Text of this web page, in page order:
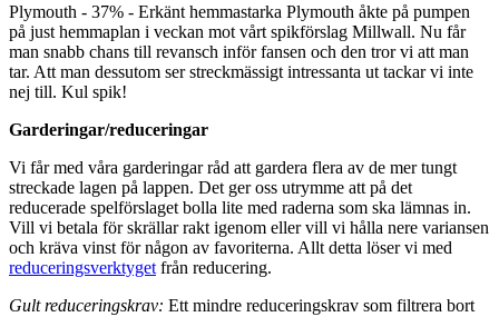
Plymouth - 37% - Erkänt hemmastarka Plymouth åkte på pumpen
på just hemmaplan i veckan mot vårt spikförslag Millwall. Nu får
man snabb chans till revansch inför fansen och den tror vi att man
tar. Att man dessutom ser streckmässigt intressanta ut tackar vi inte
nej till. Kul spik!
Garderingar/reduceringar
Vi får med våra garderingar råd att gardera flera av de mer tungt
streckade lagen på lappen. Det ger oss utrymme att på det
reducerade spelförslaget bolla lite med raderna som ska lämnas in.
Vill vi betala för skrällar rakt igenom eller vill vi hålla nere variansen
och kräva vinst för någon av favoriterna. Allt detta löser vi med
reduceringsverktyget från reducering.
Gult reduceringskrav: Ett mindre reduceringskrav som filtrera bort